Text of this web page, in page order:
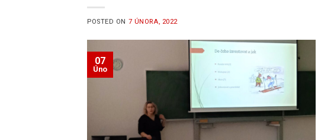
POSTED ON 7 ÚNORA, 2022
07
Úno